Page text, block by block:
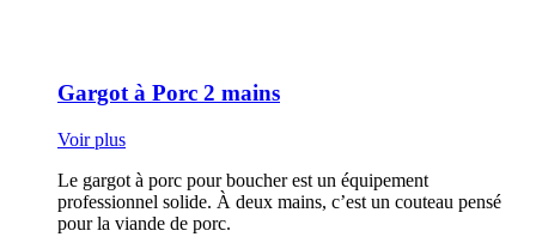
Gargot à Porc 2 mains
Voir plus
Le gargot à porc pour boucher est un équipement
professionnel solide. À deux mains, c’est un couteau pensé
pour la viande de porc.